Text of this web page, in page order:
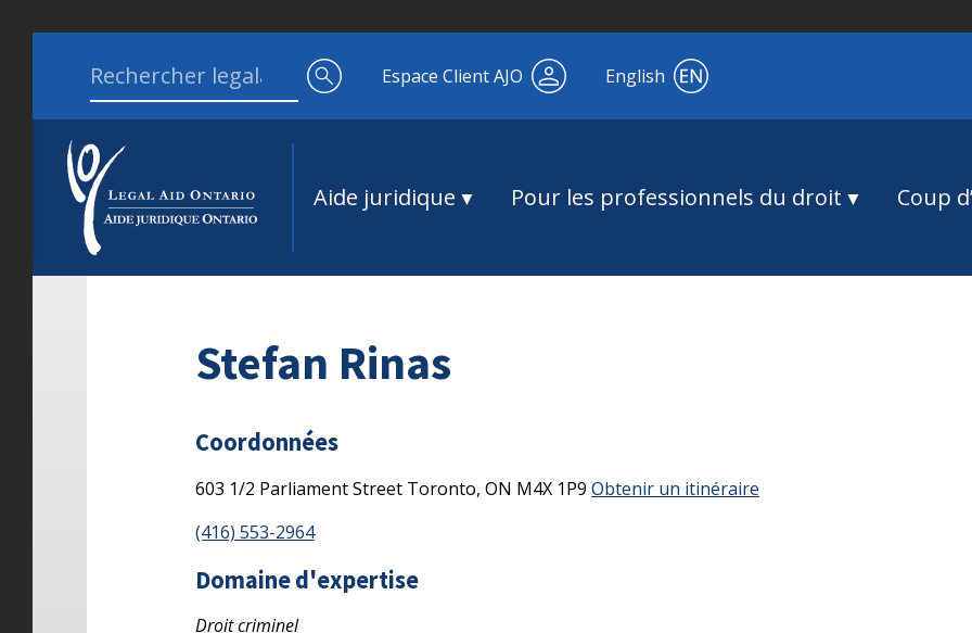
Search for:
Espace Client AJO English
Aide juridique Pour les professionnels du droit Coup
Stefan Rinas
Coordonnées
603 1/2 Parliament Street Toronto, ON M4X 1P9 Obtenir un itinéraire
(416) 553-2964
Domaine d'expertise
Droit criminel